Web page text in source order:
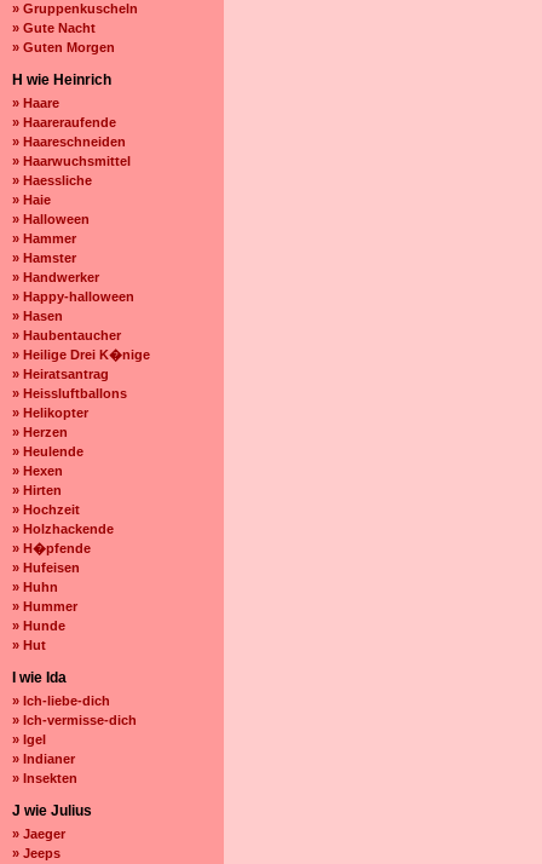
» Gruppenkuscheln
» Gute Nacht
» Guten Morgen
H wie Heinrich
» Haare
» Haareraufende
» Haareschneiden
» Haarwuchsmittel
» Haessliche
» Haie
» Halloween
» Hammer
» Hamster
» Handwerker
» Happy-halloween
» Hasen
» Haubentaucher
» Heilige Drei K�nige
» Heiratsantrag
» Heissluftballons
» Helikopter
» Herzen
» Heulende
» Hexen
» Hirten
» Hochzeit
» Holzhackende
» H�pfende
» Hufeisen
» Huhn
» Hummer
» Hunde
» Hut
I wie Ida
» Ich-liebe-dich
» Ich-vermisse-dich
» Igel
» Indianer
» Insekten
J wie Julius
» Jaeger
» Jeeps